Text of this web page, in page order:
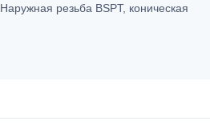
Наружная резьба BSPT, коническая